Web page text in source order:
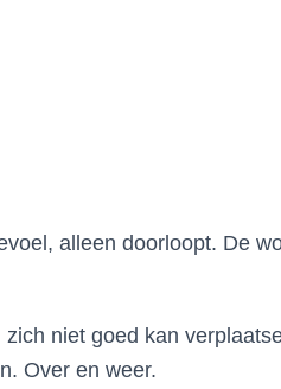
alleen doorloopt. De
niet goed kan
Over en weer.